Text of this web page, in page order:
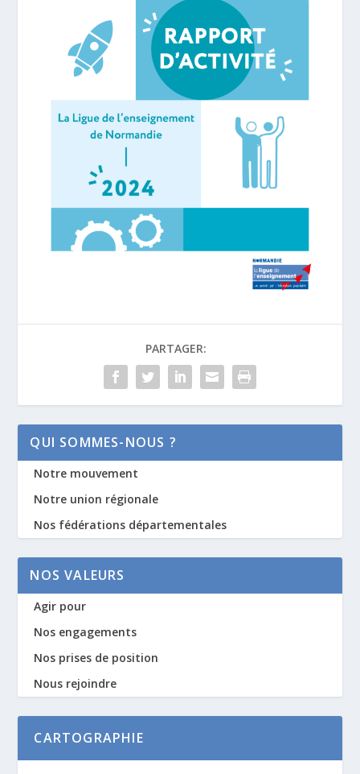
PARTAGER:
QUI SOMMES-NOUS ?
Notre mouvement
Notre union régionale
Nos fédérations départementales
NOS VALEURS
Agir pour
Nos engagements
Nos prises de position
Nous rejoindre
CARTOGRAPHIE